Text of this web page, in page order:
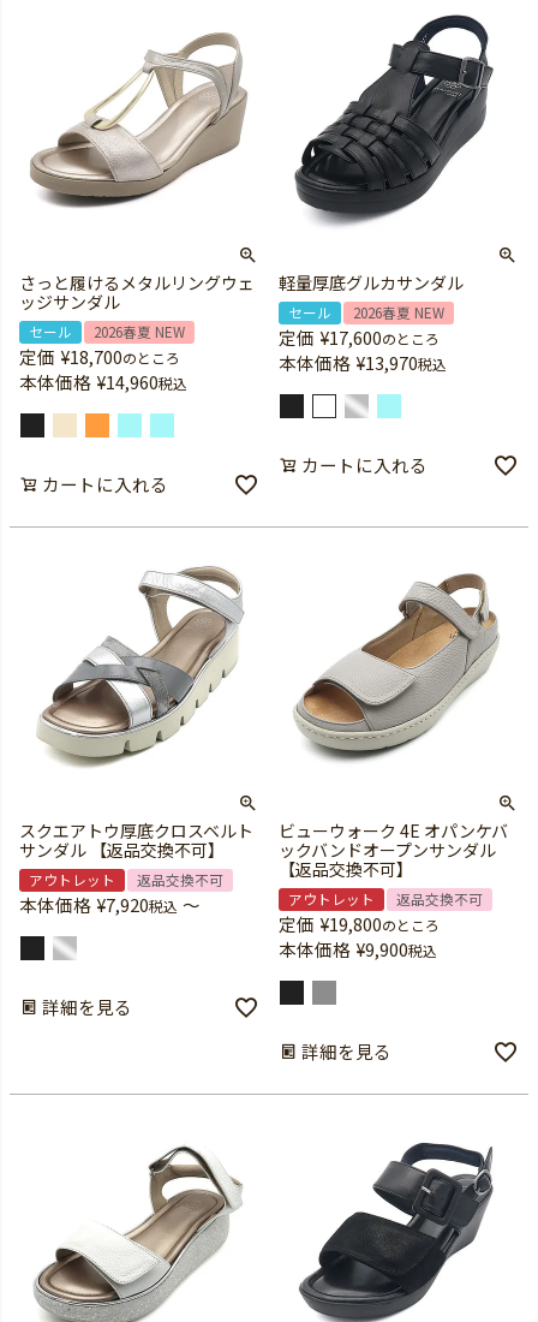
さっと履けるメタルリングウェ
ッジサンダル
セール 2026春夏 NEW
定価 ¥18,700のところ
本体価格 ¥14,960税込
カートに入れる
軽量厚底グルカサンダル
セール 2026春夏 NEW
定価 ¥17,600のところ
本体価格 ¥13,970税込
カートに入れる
スクエアトウ厚底クロスベルト
サンダル 【返品交換不可】
アウトレット 返品交換不可
本体価格 ¥7,920税込 〜
詳細を見る
ビューウォーク 4E オパンケバ
ックバンドオープンサンダル
【返品交換不可】
アウトレット 返品交換不可
定価 ¥19,800のところ
本体価格 ¥9,900税込
詳細を見る